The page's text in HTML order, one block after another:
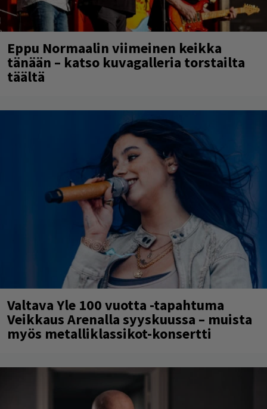
Eppu Normaalin viimeinen keikka
tänään – katso kuvagalleria torstailta
täältä
Valtava Yle 100 vuotta -tapahtuma
Veikkaus Arenalla syyskuussa – muista
myös metalliklassikot-konsertti